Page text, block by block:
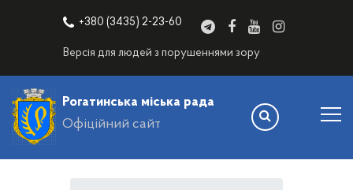
+380 (3435) 2-23-60
Версія для людей з порушеннями зору
Рогатинська міська рада
Офіційний сайт